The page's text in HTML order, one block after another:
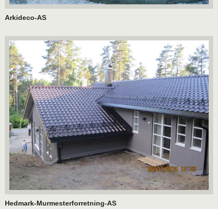
Arkideco-AS
Hedmark-Murmesterforretning-AS